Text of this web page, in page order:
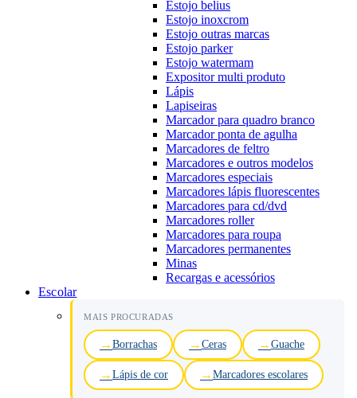
Estojo belius
Estojo inoxcrom
Estojo outras marcas
Estojo parker
Estojo watermam
Expositor multi produto
Lápis
Lapiseiras
Marcador para quadro branco
Marcador ponta de agulha
Marcadores de feltro
Marcadores e outros modelos
Marcadores especiais
Marcadores lápis fluorescentes
Marcadores para cd/dvd
Marcadores roller
Marcadores para roupa
Marcadores permanentes
Minas
Recargas e acessórios
Escolar
MAIS PROCURADAS
Borrachas Ceras Guache
Lápis de cor Marcadores escolares